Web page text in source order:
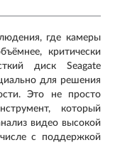
где камеры
критически
диск Seagate
для решения
Это не просто
который
видео высокой
с поддержкой